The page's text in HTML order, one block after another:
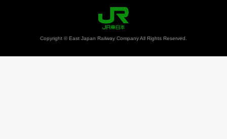
Copyright © East Japan Railway Company All Rights Reserved.